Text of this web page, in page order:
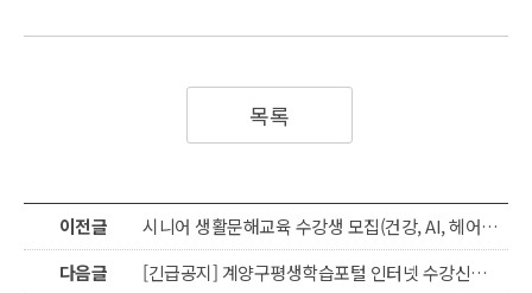
목록
이전글
시니어 생활문해교육 수강생 모집(건강, AI, 헤어·스킨 케어)
다음글
[긴급공지] 계양구평생학습포털 인터넷 수강신청 정상 작동 안내